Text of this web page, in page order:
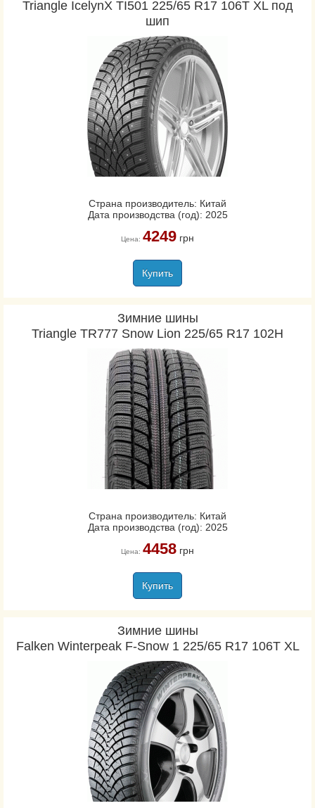
Triangle IcelynX TI501 225/65 R17 106T XL под
шип
Страна производитель: Китай
Дата производства (год): 2025
Цена: 4249грн
Купить
Зимние шины
Triangle TR777 Snow Lion 225/65 R17 102H
Страна производитель: Китай
Дата производства (год): 2025
Цена: 4458грн
Купить
Зимние шины
Falken Winterpeak F-Snow 1 225/65 R17 106T XL